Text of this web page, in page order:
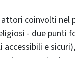
coinvolti nel
- due punti
e